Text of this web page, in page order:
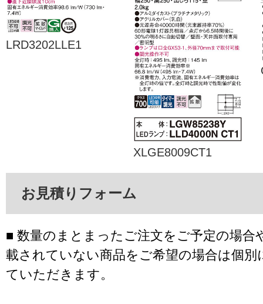
LRD3202LLE1
XLGE8009CT1
お見積りフォーム
■ 数量のまとまったご注文をご予定の場合
載されていない商品をご希望の場合は個別
ていただきます。